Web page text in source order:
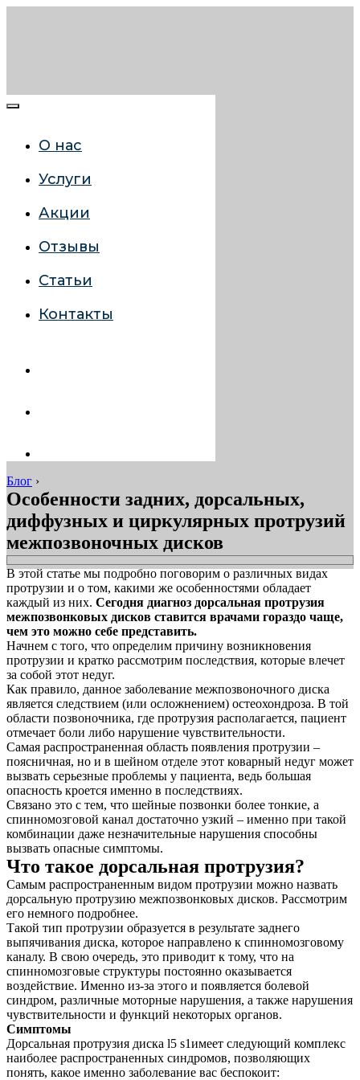
О нас
Услуги
Акции
Отзывы
Статьи
Контакты
Блог ›
Особенности задних, дорсальных,
диффузных и циркулярных протрузий
межпозвоночных дисков
В этой статье мы подробно поговорим о различных видах
протрузии и о том, какими же особенностями обладает
каждый из них. Сегодня диагноз дорсальная протрузия
межпозвонковых дисков ставится врачами гораздо чаще,
чем это можно себе представить.
Начнем с того, что определим причину возникновения
протрузии и кратко рассмотрим последствия, которые влечет
за собой этот недуг.
Как правило, данное заболевание межпозвоночного диска
является следствием (или осложнением) остеохондроза. В той
области позвоночника, где протрузия располагается, пациент
отмечает боли либо нарушение чувствительности.
Самая распространенная область появления протрузии –
поясничная, но и в шейном отделе этот коварный недуг может
вызвать серьезные проблемы у пациента, ведь большая
опасность кроется именно в последствиях.
Связано это с тем, что шейные позвонки более тонкие, а
спинномозговой канал достаточно узкий – именно при такой
комбинации даже незначительные нарушения способны
вызвать опасные симптомы.
Что такое дорсальная протрузия?
Самым распространенным видом протрузии можно назвать
дорсальную протрузию межпозвонковых дисков. Рассмотрим
его немного подробнее.
Такой тип протрузии образуется в результате заднего
выпячивания диска, которое направлено к спинномозговому
каналу. В свою очередь, это приводит к тому, что на
спинномозговые структуры постоянно оказывается
воздействие. Именно из-за этого и появляется болевой
синдром, различные моторные нарушения, а также нарушения
чувствительности и функций некоторых органов.
Симптомы
Дорсальная протрузия диска l5 s1имеет следующий комплекс
наиболее распространенных синдромов, позволяющих
понять, какое именно заболевание вас беспокоит: